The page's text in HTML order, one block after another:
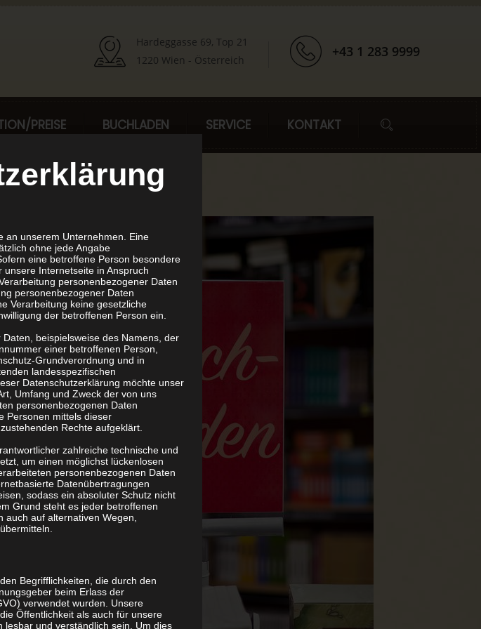
Hardeggasse 69, Top 21
1220 Wien - Österreich
+43 1 283 9999
PREISE BUCHLADEN SERVICE KONTAKT
an unserem Unternehmen. Eine
ohne jede Angabe
eine betroffene Person besondere
Internetseite in Anspruch
personenbezogener Daten
personenbezogener Daten
Verarbeitung keine gesetzliche
der betroffenen Person ein.
beispielsweise des Namens, der
einer betroffenen Person,
Grundverordnung und in
landesspezifischen
Datenschutzerklärung möchte unser
Umfang und Zweck der von uns
personenbezogenen Daten
Personen mittels dieser
Rechte aufgeklärt.
zahlreiche technische und
um einen möglichst lückenlosen
personenbezogenen Daten
Datenübertragungen
sodass ein absoluter Schutz nicht
Grund steht es jeder betroffenen
auf alternativen Wegen,
Begrifflichkeiten, die durch den
beim Erlass der
verwendet wurden. Unsere
Öffentlichkeit als auch für unsere
und verständlich sein. Um dies